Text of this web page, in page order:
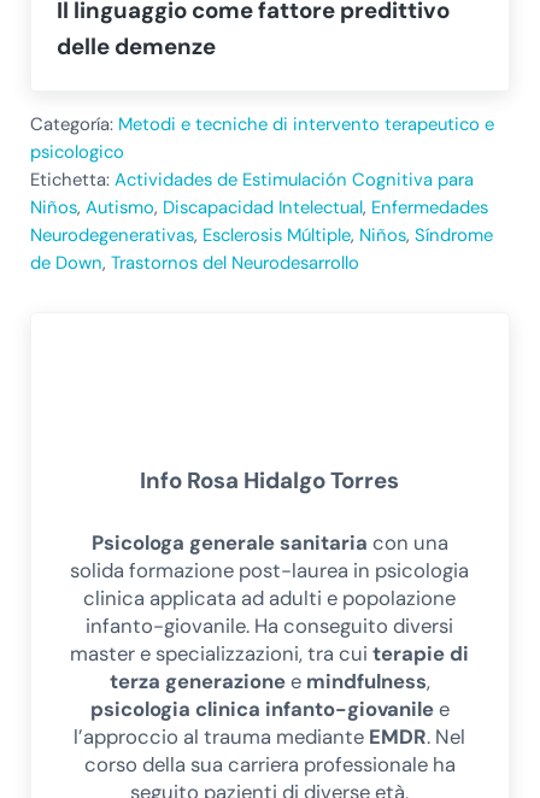
Il linguaggio come fattore predittivo
delle demenze
Categoría: Metodi e tecniche di intervento terapeutico e
psicologico
Etichetta: Actividades de Estimulación Cognitiva para
Niños, Autismo, Discapacidad Intelectual, Enfermedades
Neurodegenerativas, Esclerosis Múltiple, Niños, Síndrome
de Down, Trastornos del Neurodesarrollo
Info Rosa Hidalgo Torres
Psicologa generale sanitaria con una
solida formazione post-laurea in psicologia
clinica applicata ad adulti e popolazione
infanto-giovanile. Ha conseguito diversi
master e specializzazioni, tra cuiterapie di
terza generazionee mindfulness,
psicologia clinica infanto-giovanilee
l’approccio al trauma mediante EMDR. Nel
corso della sua carriera professionale ha
seguito pazienti di diverse età,